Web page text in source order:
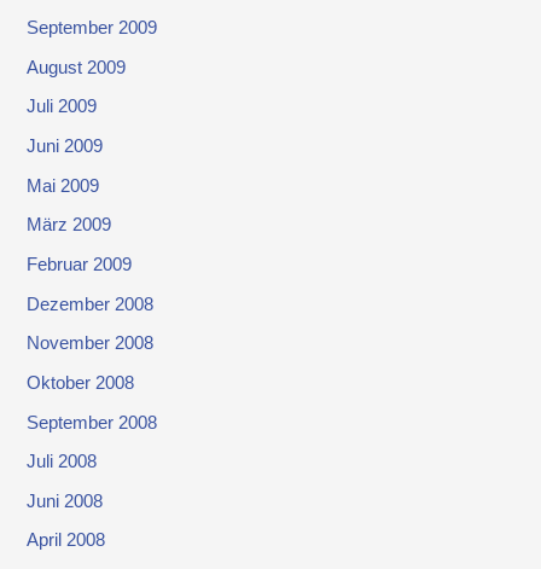
September 2009
August 2009
Juli 2009
Juni 2009
Mai 2009
März 2009
Februar 2009
Dezember 2008
November 2008
Oktober 2008
September 2008
Juli 2008
Juni 2008
April 2008